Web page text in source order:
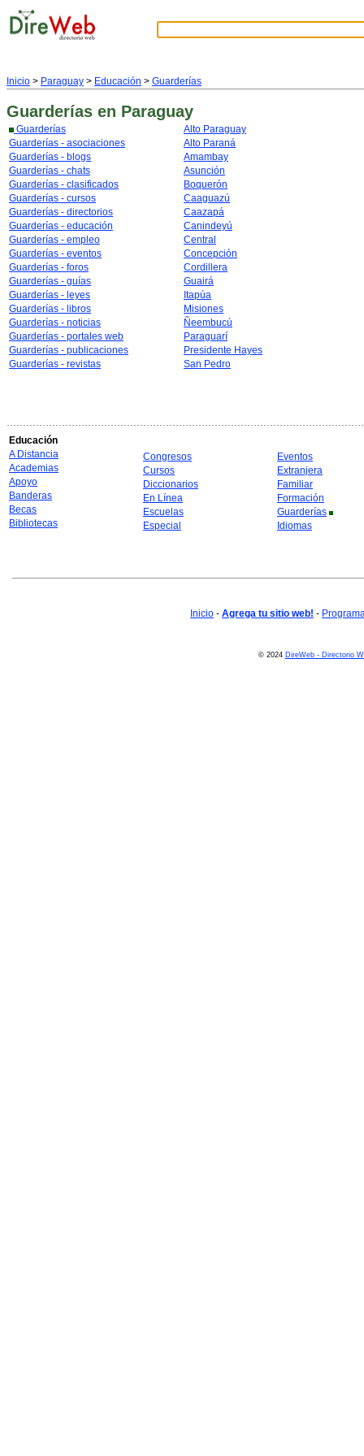
Inicio > Paraguay > Educación > Guarderías
Guarderías en Paraguay
Guarderías
Guarderías - asociaciones
Guarderías - blogs
Guarderías - chats
Guarderías - clasificados
Guarderías - cursos
Guarderías - directorios
Guarderías - educación
Guarderías - empleo
Guarderías - eventos
Guarderías - foros
Guarderías - guías
Guarderías - leyes
Guarderías - libros
Guarderías - noticias
Guarderías - portales web
Guarderías - publicaciones
Guarderías - revistas
Alto Paraguay
Alto Paraná
Amambay
Asunción
Boquerón
Caaguazú
Caazapá
Canindeyú
Central
Concepción
Cordillera
Guairá
Itapúa
Misiones
Ñeembucú
Paraguarí
Presidente Hayes
San Pedro
Educación
A Distancia
Academias
Apoyo
Banderas
Becas
Bibliotecas
Congresos
Cursos
Diccionarios
En Línea
Escuelas
Especial
Eventos
Extranjera
Familiar
Formación
Guarderías
Idiomas
Inicio - Agrega tu sitio web! -
© 2024 DireWeb - Directorio